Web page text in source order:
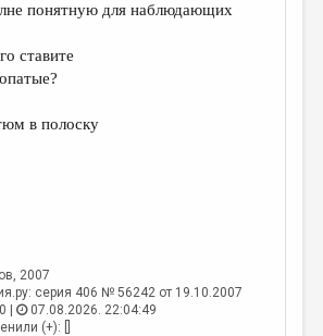
понятную для наблюдающих
ставите
в полоску
, 2007
серия 406 № 56242 от 19.10.2007
|
07.08.2026. 22:04:49
(+): []